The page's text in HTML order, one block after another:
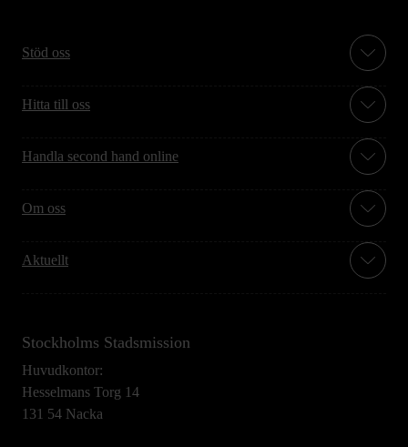
Stöd oss
Hitta till oss
Handla second hand online
Om oss
Aktuellt
Stockholms Stadsmission
Huvudkontor:
Hesselmans Torg 14
131 54 Nacka